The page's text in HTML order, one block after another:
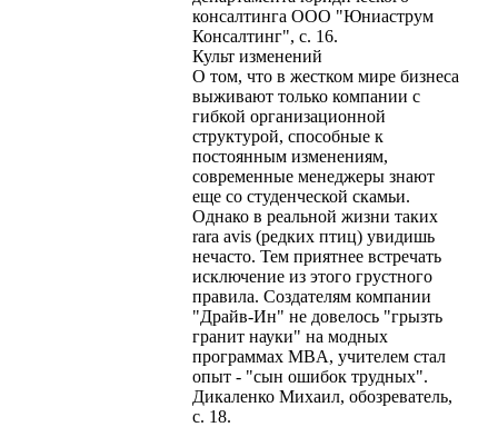
консалтинга ООО "Юниаструм
Консалтинг", с. 16.
Культ изменений
О том, что в жестком мире бизнеса
выживают только компании с
гибкой организационной
структурой, способные к
постоянным изменениям,
современные менеджеры знают
еще со студенческой скамьи.
Однако в реальной жизни таких
rara avis (редких птиц) увидишь
нечасто. Тем приятнее встречать
исключение из этого грустного
правила. Создателям компании
"Драйв-Ин" не довелось "грызть
гранит науки" на модных
программах MBA, учителем стал
опыт - "сын ошибок трудных".
Дикаленко Михаил, обозреватель,
с. 18.